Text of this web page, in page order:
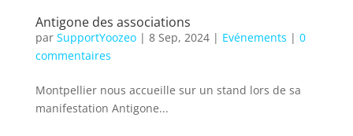
Antigone des associations
par SupportYoozeo| 8 Sep, 2024| Evénements | 0
commentaires
Montpellier nous accueille sur un stand lors de sa
manifestation Antigone...